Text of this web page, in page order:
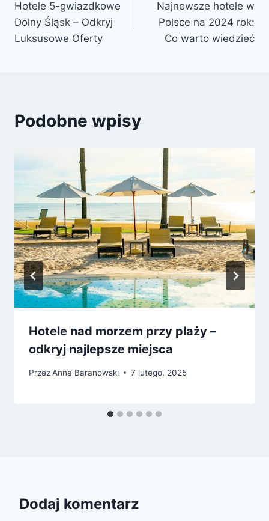
wpisu
Hotele 5-gwiazdkowe
Dolny Śląsk – Odkryj
Luksusowe Oferty
Najnowsze hotele w
Polsce na 2024 rok:
Co warto wiedzieć
Podobne wpisy
Hotele nad morzem przy plaży –
odkryj najlepsze miejsca
PrzezAnna Baranowski 7 lutego, 2025
Dodaj komentarz